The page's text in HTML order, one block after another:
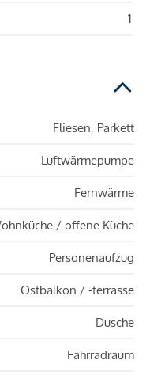
1
Fliesen, Parkett
Luftwärmepumpe
Fernwärme
/ offene Küche
Personenaufzug
Ostbalkon / -terrasse
Dusche
Fahrradraum